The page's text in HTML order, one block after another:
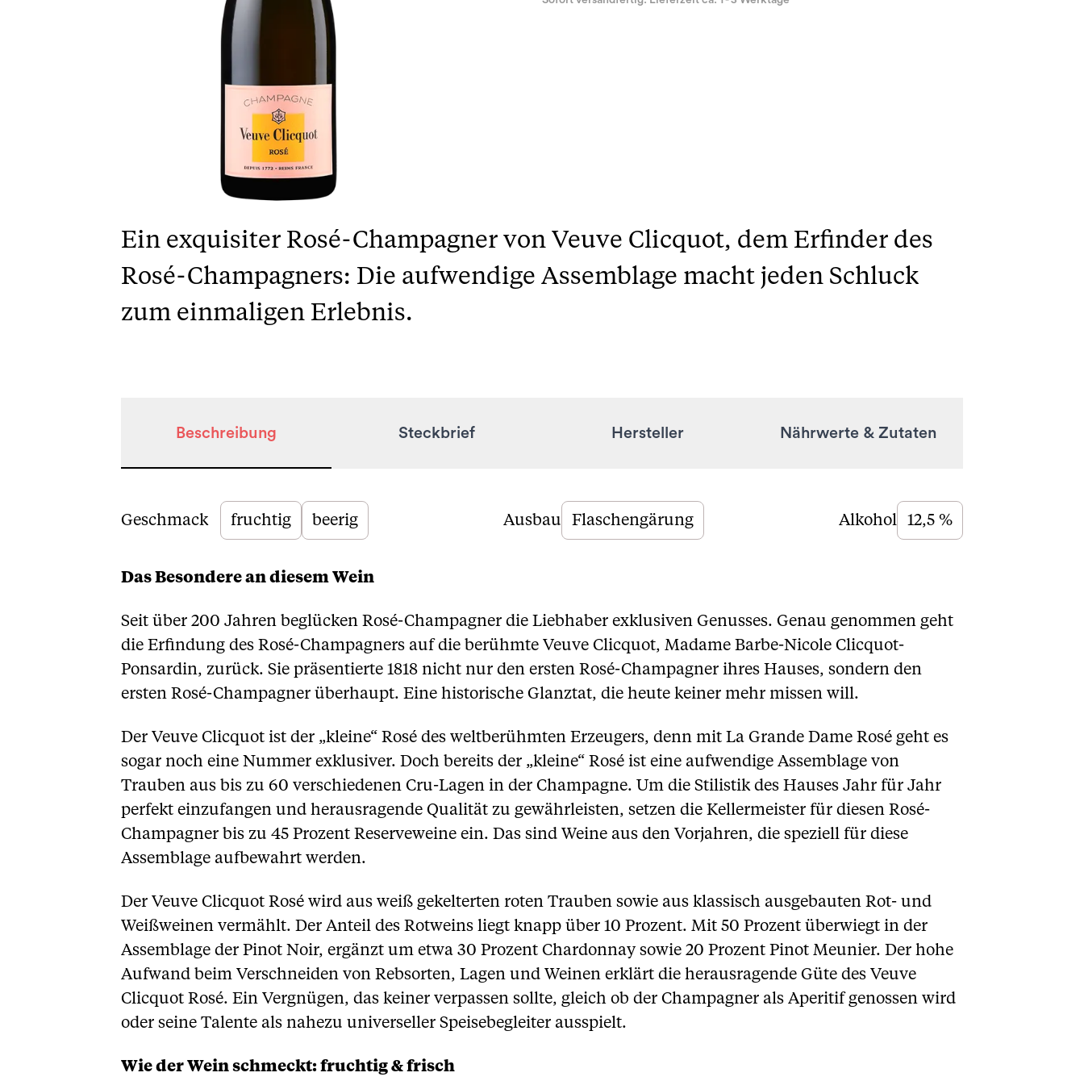
Ein exquisiter Rosé-Champagner von Veuve Clicquot, dem Erfinder des
Rosé-Champagners: Die aufwendige Assemblage macht jeden Schluck
zum einmaligen Erlebnis.
Beschreibung Steckbrief Hersteller Nährwerte & Zutaten
Beschreibung
Geschmack fruchtig beerig Ausbau Flaschengärung Alkohol 12,5 %
Das Besondere an diesem Wein
Seit über 200 Jahren beglücken Rosé-Champagner die Liebhaber exklusiven Genusses. Genau genommen geht
die Erfindung des Rosé-Champagners auf die berühmte Veuve Clicquot, Madame Barbe-Nicole Clicquot-
Ponsardin, zurück. Sie präsentierte 1818 nicht nur den ersten Rosé-Champagner ihres Hauses, sondern den
ersten Rosé-Champagner überhaupt. Eine historische Glanztat, die heute keiner mehr missen will.
Der Veuve Clicquot ist der „kleine“ Rosé des weltberühmten Erzeugers, denn mit La Grande Dame Rosé geht es
sogar noch eine Nummer exklusiver. Doch bereits der „kleine“ Rosé ist eine aufwendige Assemblage von
Trauben aus bis zu 60 verschiedenen Cru-Lagen in der Champagne. Um die Stilistik des Hauses Jahr für Jahr
perfekt einzufangen und herausragende Qualität zu gewährleisten, setzen die Kellermeister für diesen Rosé-
Champagner bis zu 45 Prozent Reserveweine ein. Das sind Weine aus den Vorjahren, die speziell für diese
Assemblage aufbewahrt werden.
Der Veuve Clicquot Rosé wird aus weiß gekelterten roten Trauben sowie aus klassisch ausgebauten Rot- und
Weißweinen vermählt. Der Anteil des Rotweins liegt knapp über 10 Prozent. Mit 50 Prozent überwiegt in der
Assemblage der Pinot Noir, ergänzt um etwa 30 Prozent Chardonnay sowie 20 Prozent Pinot Meunier. Der hohe
Aufwand beim Verschneiden von Rebsorten, Lagen und Weinen erklärt die herausragende Güte des Veuve
Clicquot Rosé. Ein Vergnügen, das keiner verpassen sollte, gleich ob der Champagner als Aperitif genossen wird
oder seine Talente als nahezu universeller Speisebegleiter ausspielt.
Wie der Wein schmeckt: fruchtig & frisch